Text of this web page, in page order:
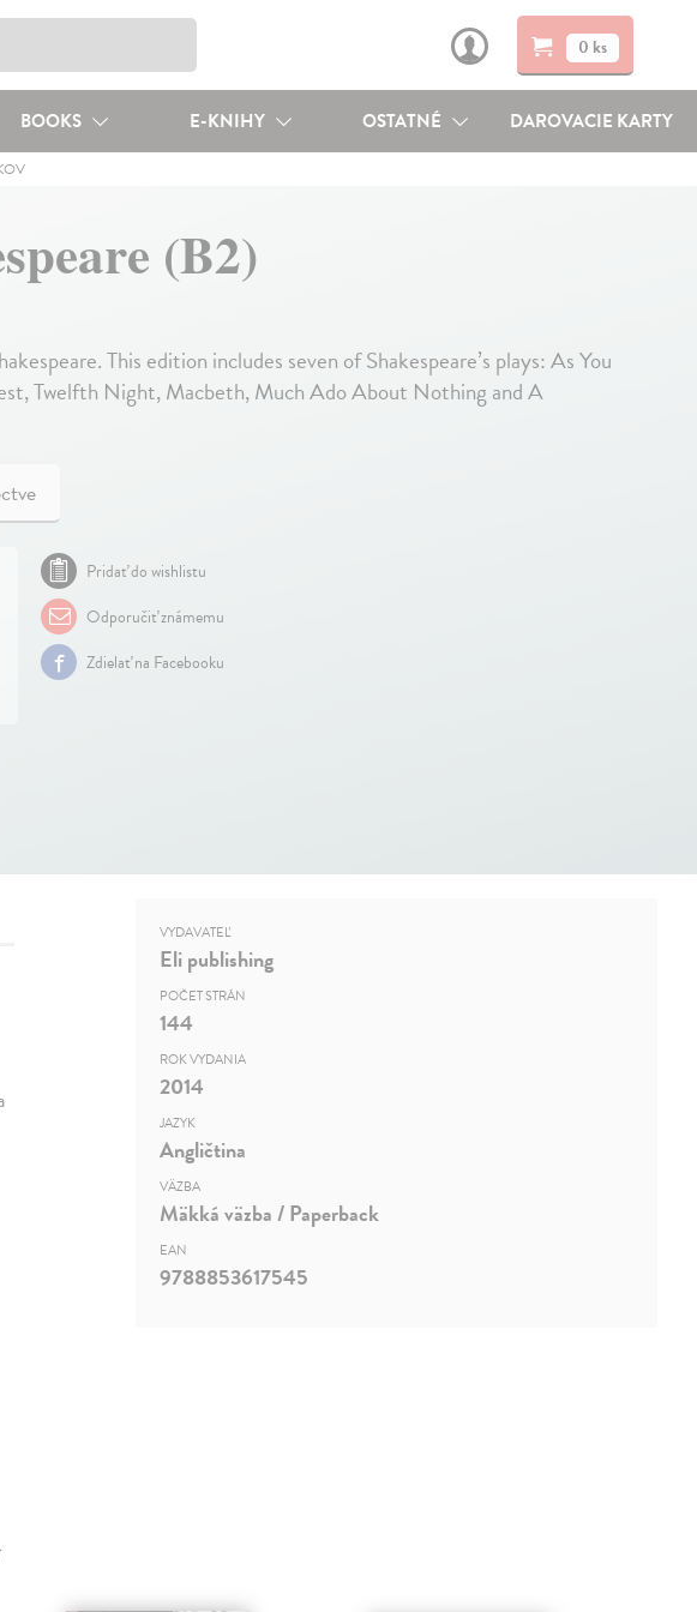
0 ks
BOOKS E-KNIHY OSTATNÉ DAROVACIE KARTY
(B2)
This edition includes seven of Shakespeare’s plays: As You
Twelfth Night, Macbeth, Much Ado About Nothing and A
Pridať do wishlistu
Odporučiť známemu
Zdielať na Facebooku
VYDAVATEĽ
Eli publishing
POČET STRÁN
144
ROK VYDANIA
2014
JAZYK
Angličtina
VÄZBA
Mäkká väzba / Paperback
EAN
9788853617545